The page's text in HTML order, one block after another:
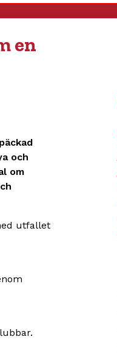
en
och
om
utfallet